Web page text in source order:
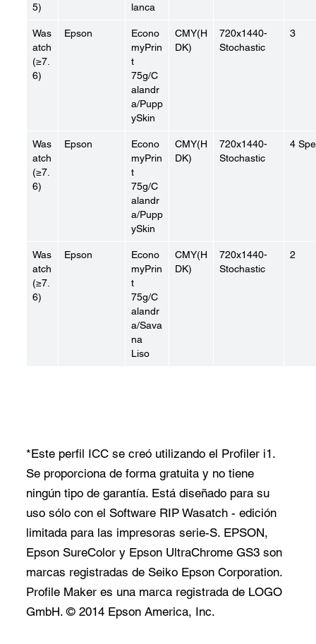
5)
lanca
Was
atch
(≥7.
6)
Epson
Econo
myPrin
t
75g/C
alandr
a/Pupp
ySkin
CMY(H
DK)
720x1440-
Stochastic
3
Was
atch
(≥7.
6)
Epson
Econo
myPrin
t
75g/C
alandr
a/Pupp
ySkin
CMY(H
DK)
720x1440-
Stochastic
4
Was
atch
(≥7.
6)
Epson
Econo
myPrin
t
75g/C
alandr
a/Sava
na
Liso
CMY(H
DK)
720x1440-
Stochastic
2
*Este perfil ICC se creó utilizando el Profiler i1.
Se proporciona de forma gratuita y no tiene
ningún tipo de garantía. Está diseñado para su
uso sólo con el Software RIP Wasatch - edición
limitada para las impresoras serie-S. EPSON,
Epson SureColor y Epson UltraChrome GS3 son
marcas registradas de Seiko Epson Corporation.
Profile Maker es una marca registrada de LOGO
GmbH. © 2014 Epson America, Inc.